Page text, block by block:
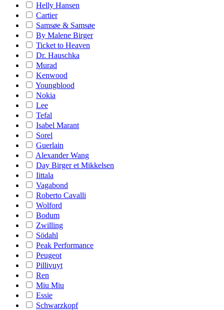
Helly Hansen
Cartier
Samsøe & Samsøe
By Malene Birger
Ticket to Heaven
Dr. Hauschka
Murad
Kenwood
Youngblood
Nokia
Lee
Tefal
Isabel Marant
Sorel
Guerlain
Alexander Wang
Day Birger et Mikkelsen
Iittala
Vagabond
Roberto Cavalli
Wolford
Bodum
Zwilling
Södahl
Peak Performance
Peugeot
Pillivuyt
Ren
Miu Miu
Essie
Schwarzkopf